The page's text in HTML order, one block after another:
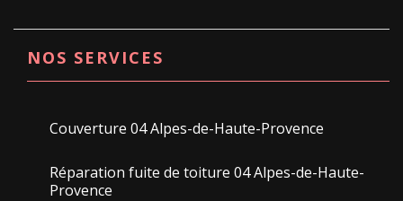
NOS SERVICES
Couverture 04 Alpes-de-Haute-Provence
Réparation fuite de toiture 04 Alpes-de-Haute-
Provence